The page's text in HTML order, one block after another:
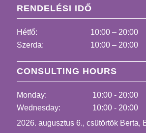
RENDELÉSI IDŐ
Hétfő:
10:00 – 20:00
Szerda:
10:00 – 20:00
CONSULTING HOURS
Monday:
10:00 - 20:00
Wednesday:
10:00 - 20:00
2026. augusztus 6., csütörtök Berta,